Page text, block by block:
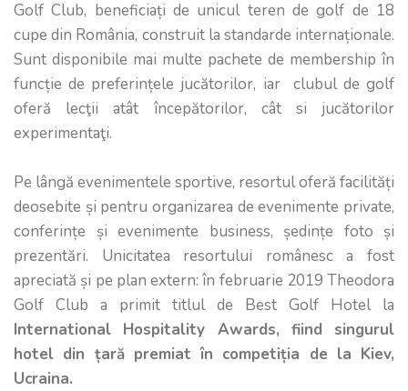
Golf Club, beneficiați de unicul teren de golf de 18
cupe din România, construit la standarde internaționale.
Sunt disponibile mai multe pachete de membership în
funcție de preferințele jucătorilor, iar clubul de golf
oferă lecţii atât începătorilor, cât si jucătorilor
experimentaţi.
Pe lângă evenimentele sportive, resortul oferă facilități
deosebite și pentru organizarea de evenimente private,
conferințe și evenimente business, ședințe foto și
prezentări. Unicitatea resortului românesc a fost
apreciată și pe plan extern: în februarie 2019 Theodora
Golf Club a primit titlul de Best Golf Hotel la
International Hospitality Awards, fiind singurul
hotel din țară premiat în competiția de la Kiev,
Ucraina.